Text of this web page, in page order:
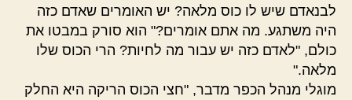
לבנאדם שיש לו כוס מלאה? יש האומרים שאדם כזה
היה משתגע. מה אתם אומרים?" הוא סורק במבטו את
כולם, "לאדם כזה יש עבור מה לחיות? הרי הכוס שלו
מלאה."
מוגלי מנהל הכפר מדבר, "חצי הכוס הריקה היא החלק